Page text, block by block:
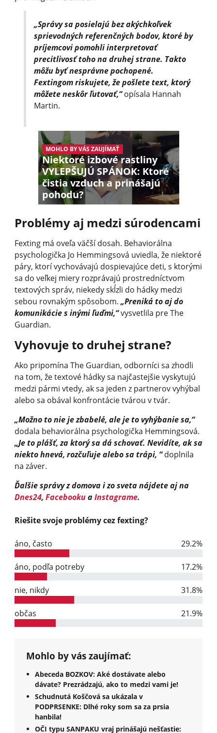
„Správy sa posielajú bez akýchkoľvek
sprievodných referenčných bodov, ktoré by
príjemcovi pomohli interpretovať
precitlivosť toho na druhej strane. Takto
môžu byť nesprávne pochopené.
Fextingom riskujete, že pošlete text, ktorý
môžete neskôr ľutovať,“opísala Hannah
Martin.
MOHLO BY VÁS ZAUJÍMAŤ
Niektoré izbové rastliny
VYLEPŠUJÚ SPÁNOK: Ktoré
čistia vzduch a prinášajú
pohodu?
Problémy aj medzi súrodencami
Fexting má oveľa väčší dosah. Behaviorálna
psychologička Jo Hemmingsová uviedla, že niektoré
páry, ktorí vychovávajú dospievajúce deti, s ktorými
sa do veľkej miery rozprávajú prostredníctvom
textových správ, niekedy skĺzli do hádky medzi
sebou rovnakým spôsobom. „Preniká to aj do
komunikácie s inými ľuďmi,“vysvetlila pre The
Guardian.
Vyhovuje to druhej strane?
Ako pripomína The Guardian, odborníci sa zhodli
na tom, že textové hádky sa najčastejšie vyskytujú
medzi pármi vtedy, ak sa jeden z partnerov vyhýbal
alebo sa obával konfrontácie tvárou v tvár.
„Možno to nie je zbabelé, ale je to vyhýbanie sa,“
dodala behaviorálna psychologička Hemmingsová.
„Je to plášť, za ktorý sa dá schovať. Nevidíte, ak sa
niekto hnevá, rozčuľuje alebo sa trápi, “doplnila
na záver.
Ďalšie správy z domova i zo sveta nájdete aj na
Dnes24, FacebookuaInstagrame.
Riešite svoje problémy cez fexting?
áno, často 29.2%
áno, podľa potreby 17.2%
nie, nikdy 31.8%
občas 21.9%
Mohlo by vás zaujímať:
Abeceda BOZKOV: Aké dostávate alebo
dávate? Prezrádzajú, ako to medzi vami je!
Schudnutá Koščová sa ukázala v
PODPRSENKE: Dlhé roky som sa za prsia
hanbila!
OČI typu SANPAKU vraj prinášajú nešťastie: